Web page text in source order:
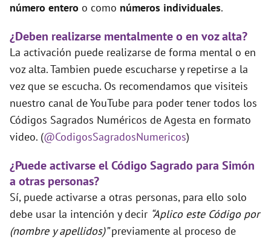
número entero o como números individuales.
¿Deben realizarse mentalmente o en voz alta?
La activación puede realizarse de forma mental o en
voz alta. Tambien puede escucharse y repetirse a la
vez que se escucha. Os recomendamos que visiteis
nuestro canal de YouTube para poder tener todos los
Códigos Sagrados Numéricos de Agesta en formato
video. (@CodigosSagradosNumericos)
¿Puede activarse el Código Sagrado para Simón
a otras personas?
Sí, puede activarse a otras personas, para ello solo
debe usar la intención y decir “Aplico este Código por
(nombre y apellidos)”previamente al proceso de